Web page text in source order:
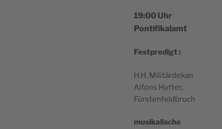
19:00 Uhr
Pontifikalamt
Fest­pre­digt :
H.H. Militär­de­kan
Alfons Hut­ter,
Fürstenfeldbruch
musi­ka­lische